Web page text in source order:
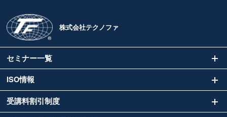
株式会社テクノファ
セミナー一覧
ISO情報
受講料割引制度